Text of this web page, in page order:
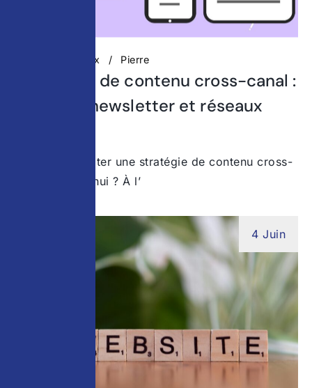
Réseaux Sociaux Pierre
Stratégies de contenu cross-canal :
site web, newsletter et réseaux
Pourquoi adopter une stratégie de contenu cross-
canal aujourd’hui ? À l’
4 Juin